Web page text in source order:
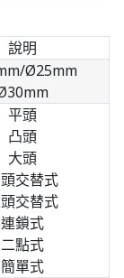
說明
Ø25mm
平頭
凸頭
大頭
交替式
交替式
連鎖式
二點式
簡單式